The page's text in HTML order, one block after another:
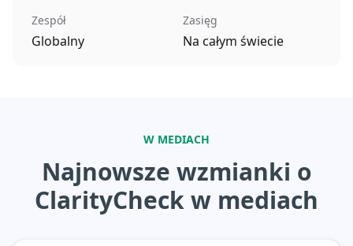
Zespół
Globalny
Zasięg
Na całym świecie
W MEDIACH
Najnowsze wzmianki o
ClarityCheck w mediach